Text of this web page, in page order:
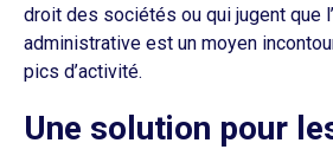
droit des sociétés ou qui jugent que
administrative est un moyen
pics d’activité.
Une solution pour